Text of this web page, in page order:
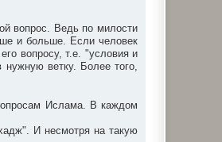
вопрос. Ведь по милости
и больше. Если человек
вопросу, т.е. "условия и
ветку. Более того,
Ислама. В каждом
И несмотря на такую